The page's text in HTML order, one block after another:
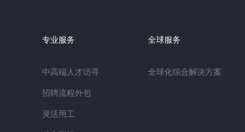
专业服务
中高端人才访寻
招聘流程外包
灵活用工
全球服务
全球化综合解决方案